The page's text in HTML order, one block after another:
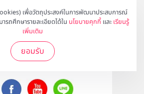
เพื่อวัตถุประสงค์ในการพัฒนาประสบการณ์
รถศึกษารายละเอียดได้ใน นโยบายคุกกี้ และ เรียนรู้
เพิ่มเติม
ยอมรับ
สมัคร
ติดตามเราได้ที่